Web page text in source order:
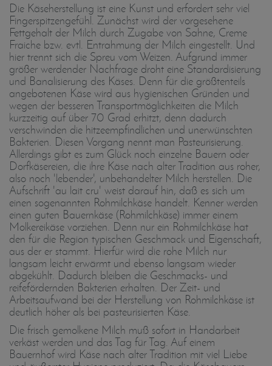
Die Käseherstellung ist eine Kunst und erfordert sehr viel
Fingerspitzengefühl. Zunächst wird der vorgesehene
Fettgehalt der Milch durch Zugabe von Sahne, Creme
Fraiche bzw. evtl. Entrahmung der Milch eingestellt. Und
hier trennt sich die Spreu vom Weizen. Aufgrund immer
größer werdender Nachfrage droht eine Standardisierung
und Banalisierung des Käses. Denn für die größtenteils
angebotenen Käse wird aus hygienischen Gründen und
wegen der besseren Transportmöglichkeiten die Milch
kurzzeitig auf über 70 Grad erhitzt, denn dadurch
verschwinden die hitzeempfindlichen und unerwünschten
Bakterien. Diesen Vorgang nennt man Pasteurisierung.
Allerdings gibt es zum Glück noch einzelne Bauern oder
Dorfkäsereien, die ihre Käse nach alter Tradition aus roher,
also noch 'lebender', unbehandelter Milch herstellen. Die
Aufschrift 'au lait cru' weist darauf hin, daß es sich um
einen sogenannten Rohmilchkäse handelt. Kenner werden
einen guten Bauernkäse (Rohmilchkäse) immer einem
Molkereikäse vorziehen. Denn nur ein Rohmilchkäse hat
den für die Region typischen Geschmack und Eigenschaft,
aus der er stammt. Hierfür wird die rohe Milch nur
langsam leicht erwärmt und ebenso langsam wieder
abgekühlt. Dadurch bleiben die Geschmacks- und
reifefördernden Bakterien erhalten. Der Zeit- und
Arbeitsaufwand bei der Herstellung von Rohmilchkäse ist
deutlich höher als bei pasteurisierten Käse.
Die frisch gemolkene Milch muß sofort in Handarbeit
verkäst werden und das Tag für Tag. Auf einem
Bauernhof wird Käse nach alter Tradition mit viel Liebe